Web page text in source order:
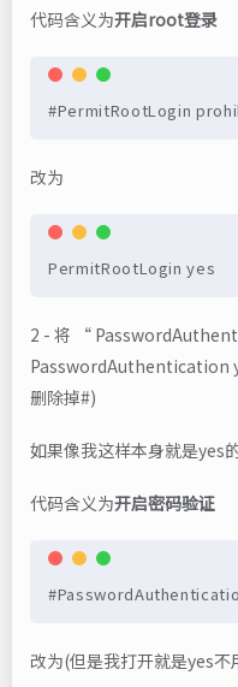
代码含义为开启root登录
#PermitRootLogin
改为
PermitRootLogin yes
2 - 将 “
PasswordAuthentication
删除掉#)
如果像我这样本身就是yes
代码含义为开启密码验证
改为(但是我打开就是yes不